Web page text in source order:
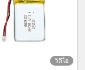
วิดีโอ